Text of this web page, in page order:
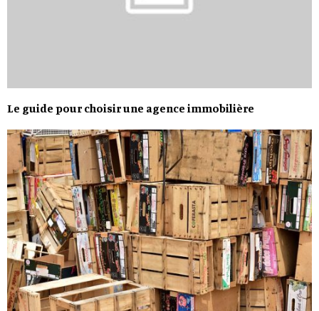
Le guide pour choisir une agence immobilière